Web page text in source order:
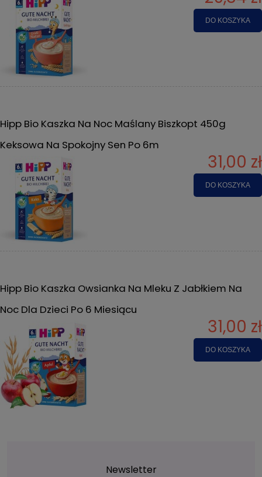
DO KOSZYKA
Hipp Bio Kaszka Na Noc Maślany Biszkopt 450g
Keksowa Na Spokojny Sen Po 6m
31,00 zł
DO KOSZYKA
Hipp Bio Kaszka Owsianka Na Mleku Z Jabłkiem Na
Noc Dla Dzieci Po 6 Miesiącu
31,00 zł
DO KOSZYKA
Newsletter